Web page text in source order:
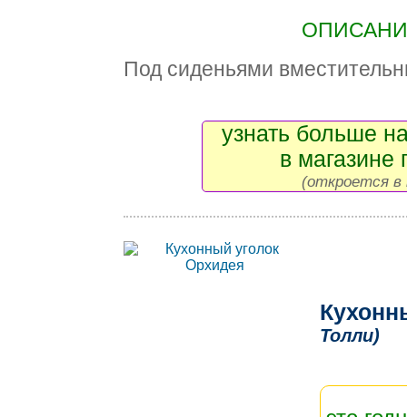
Под сиденьями
узнать больше
в магазине
(откроется в
Толли)